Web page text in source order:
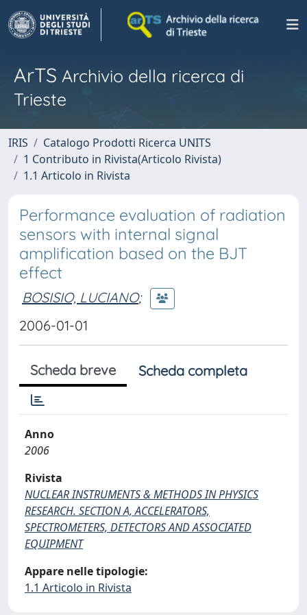
ArTS Archivio della ricerca di
Trieste
IRIS
Catalogo Prodotti Ricerca UNITS
1 Contributo in Rivista(Articolo Rivista)
1.1 Articolo in Rivista
Performance evaluation of radiation
sensors with internal signal
amplification based on the BJT
effect
BOSISIO, LUCIANO;
2006-01-01
Scheda breve Scheda completa
Anno
2006
Rivista
NUCLEAR INSTRUMENTS & METHODS IN PHYSICS
RESEARCH. SECTION A, ACCELERATORS,
SPECTROMETERS, DETECTORS AND ASSOCIATED
EQUIPMENT
Appare nelle tipologie:
1.1 Articolo in Rivista